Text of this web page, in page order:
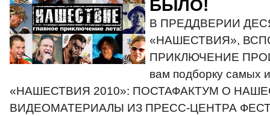
БЫЛО!
В ПРЕДДВЕРИИ
«НАШЕСТВИЯ»,
ПРИКЛЮЧЕНИЕ
вам подборку самых
«НАШЕСТВИЯ 2010»: ПОСТАФАКТУМ О
ВИДЕОМАТЕРИАЛЫ ИЗ ПРЕСС-ЦЕНТРА